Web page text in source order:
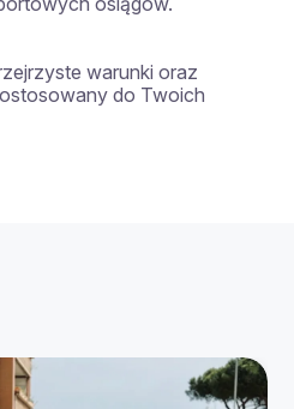
warunki oraz
do Twoich